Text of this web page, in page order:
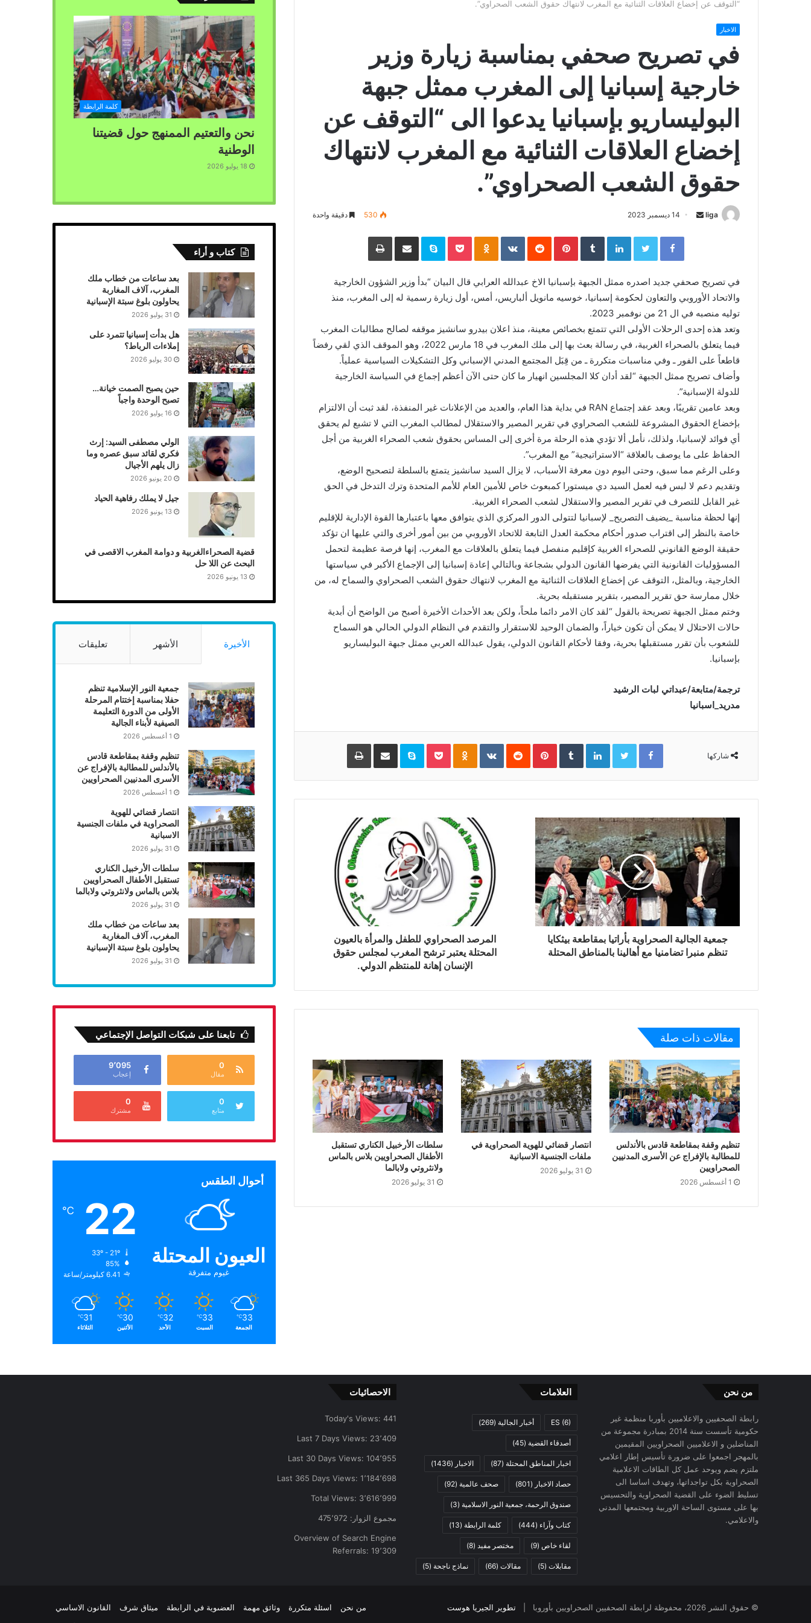
“التوقف عن إخضاع العلاقات الثنائية مع المغرب لانتهاك حقوق الشعب الصحراوي”.
الاخبار
في تصريح صحفي بمناسبة زيارة وزير
خارجية إسبانيا إلى المغرب ممثل جبهة
البوليساريو بإسبانيا يدعوا الى “التوقف عن
إخضاع العلاقات الثنائية مع المغرب لانتهاك
حقوق الشعب الصحراوي”.
liga
n
e
m
a
i
l
14 ديسمبر 2023 530 دقيقة واحدة
Facebook
Twitter
LinkedIn
‏Tumblr
Pinterest
‏Reddit
‏VKontakte
Pocket
Skype مشاركة عبر البريد
في تصريح صحفي جديد اصدره ممثل الجبهة بإسبانيا الاخ عبدالله العرابي قال البيان “بدأ وزير الشؤون الخارجية
والاتحاد الأوروبي والتعاون لحكومة إسبانيا، خوسيه مانويل ألباريس، أمس، أول زيارة رسمية له إلى المغرب، منذ
توليه منصبه في ال 21 من نوفمبر 2023.
وتعد هذه إحدى الرحلات الأولى التي تتمتع بخصائص معينة، منذ اعلان بيدرو سانشيز موقفه لصالح مطالبات المغرب
فيما يتعلق بالصحراء الغربية، في رسالة بعث بها إلى ملك المغرب في 18 مارس 2022، وهو الموقف الذي لقي رفضاً
قاطعاً على الفور ـ وفي مناسبات متكررة ـ من قِبَل المجتمع المدني الإسباني وكل التشكيلات السياسية عملياً.
وأضاف تصريح ممثل الجبهة “لقد أدان كلا المجلسين انهيار ما كان حتى الآن أعظم إجماع في السياسة الخارجية
للدولة الإسبانية”.
وبعد عامين تقريبًا، وبعد عقد إجتماع RAN في بداية هذا العام، والعديد من الإعلانات غير المنفذة، لقد ثبت أن الالتزام
بإخضاع الحقوق المشروعة للشعب الصحراوي في تقرير المصير والاستقلال لمطالب المغرب التي لا تشبع لم يحقق
أي فوائد لإسبانيا، ولذلك، نأمل ألا تؤدي هذه الرحلة مرة أخرى إلى المساس بحقوق شعب الصحراء الغربية من أجل
الحفاظ على ما يوصف بالعلاقة “الاستراتيجية” مع المغرب”.
وعلى الرغم مما سبق، وحتى اليوم دون معرفة الأسباب، لا يزال السيد سانشيز يتمتع بالسلطة لتصحيح الوضع،
وتقديم دعم لا لبس فيه لعمل السيد دي ميستورا كمبعوث خاص للأمين العام للأمم المتحدة وترك التدخل في الحق
غير القابل للتصرف في تقرير المصير والاستقلال لشعب الصحراء الغربية.
إنها لحظة مناسبة _يضيف التصريح_ لإسبانيا لتتولى الدور المركزي الذي يتوافق معها باعتبارها القوة الإدارية للإقليم
خاصة بالنظر إلى اقتراب صدور أحكام محكمة العدل التابعة للاتحاد الأوروبي من بين أمور أخرى والتي عليها ان تؤكد
حقيقة الوضع القانوني للصحراء الغربية كإقليم منفصل فيما يتعلق بالعلاقات مع المغرب، إنها فرصة عظيمة لتحمل
المسؤوليات القانونية التي يفرضها القانون الدولي بشجاعة وبالتالي إعادة إسبانيا إلى الإجماع الأكبر في سياستها
الخارجية، وبالمثل، التوقف عن إخضاع العلاقات الثنائية مع المغرب لانتهاك حقوق الشعب الصحراوي والسماح له، من
خلال ممارسة حق تقرير المصير، بتقرير مستقبله بحرية.
وختم ممثل الجبهة تصريحة بالقول “لقد كان الامر دائما ملحاً، ولكن بعد الأحداث الأخيرة أصبح من الواضح أن أبدية
حالات الاحتلال لا يمكن أن تكون خياراً، والضمان الوحيد للاستقرار والتقدم في النظام الدولي الحالي هو السماح
للشعوب بأن تقرر مستقبلها بحرية، وفقا لأحكام القانون الدولي، يقول عبدالله العربي ممثل جبهة البوليساريو
بإسبانيا.
ترجمة/متابعة/عبداتي لبات الرشيد
مدريد_اسبانيا
شاركها
Facebook
Twitter
LinkedIn
‏Tumblr
Pinterest
‏Reddit
‏VKontakte
Pocket
Skype مشاركة عبر البريد
جمعية الجالية الصحراوية بأراتيا بمقاطعة بيثكايا
تنظم منبرا تضامنيا مع أهالينا بالمناطق المحتلة
المرصد الصحراوي للطفل والمرأة بالعيون
المحتلة يعتبر ترشح المغرب لمجلس حقوق
الإنسان إهانة للمنتظم الدولي.
مقالات ذات صلة
تنظيم وقفة بمقاطعة قادس بالأندلس
للمطالبة بالإفراج عن الأسرى المدنيين
الصحراويين
1 أغسطس 2026
انتصار قضائي للهوية الصحراوية في
ملفات الجنسية الاسبانية
31 يوليو 2026
سلطات الأرخبيل الكناري تستقبل
الأطفال الصحراويين بلاس بالماس
ولانثروتي ولابالما
31 يوليو 2026
كلمة الرابطة
نحن والتعتيم الممنهج حول قضيتنا
الوطنية
18 يوليو 2026
كتاب و أراء
بعد ساعات من خطاب ملك
المغرب، آلاف المغاربة
يحاولون بلوغ سبتة الإسبانية
31 يوليو 2026
هل بدأت إسبانيا تتمرد على
إملاءات الرباط؟
30 يوليو 2026
حين يصبح الصمت خيانة…
تصبح الوحدة واجباً
16 يوليو 2026
الولي مصطفى السيد: إرث
فكري لقائد سبق عصره وما
زال يلهم الأجيال
20 يونيو 2026
جيل لا يملك رفاهية الحياد
13 يونيو 2026
قضية الصحراءالغربية و دوامة المغرب الاقصى في
البحث عن اللا حل
13 يونيو 2026
الأخيرة الأشهر تعليقات
جمعية النور الإسلامية تنظم
حفلا بمناسبة إختتام المرحلة
الأولى من الدورة التعليمة
الصيفية لأبناء الجالية
1 أغسطس 2026
تنظيم وقفة بمقاطعة قادس
بالأندلس للمطالبة بالإفراج عن
الأسرى المدنيين الصحراويين
1 أغسطس 2026
انتصار قضائي للهوية
الصحراوية في ملفات الجنسية
الاسبانية
31 يوليو 2026
سلطات الأرخبيل الكناري
تستقبل الأطفال الصحراويين
بلاس بالماس ولانثروتي ولابالما
31 يوليو 2026
بعد ساعات من خطاب ملك
المغرب، آلاف المغاربة
يحاولون بلوغ سبتة الإسبانية
31 يوليو 2026
تابعنا على شبكات التواصل الإجتماعي
0
مقال
9٬095
إعجاب
0
متابع
0
مشترك
أحوال الطقس
العيون المحتلة
غيوم متفرقة
22
℃
85%
6.41 كيلومتر/ساعة
33
℃
الجمعة
33
℃
السبت
32
℃
الأحد
30
℃
الأثنين
31
℃
الثلاثاء
من نحن
رابطة الصحفيين والاعلاميين بأوربا منظمة غير
حكومية تأسست سنة 2014 بمبادرة مجموعة من
المناضلين و الاعلاميين الصحراويين المقيمين
بالمهجر اجمعوا على ضرورة تأسيس إطار اعلامي
ملتزم يضم ويوحد عمل كل الطاقات الاعلامية
الصحراوية بكل تواجداتها، وتهدف اساسا الى
تسليط الضوء على القضية الصحراوية والتحسيس
بها على مستوى الساحة الاوربية ومجتمعها المدني
والاعلامي.
العلامات
ES (6) أخبار الجالية (269)
أصدقاء القضية (45)
اخبار المناطق المحتلة (87) الاخبار (1436)
حصاد الاخبار (801) صحف عالمية (92)
صندوق الرحمة، جمعية النور الاسلامية (3)
كتاب وآراء (444) كلمة الرابطة (13)
لقاء خاص (9) مختصر مفيد (8)
مقابلات (5) مقالات (66) نماذج ناجحة (5)
الاحصائيات
Today's Views: 441
Last 7 Days Views: 23٬409
Last 30 Days Views: 104٬955
Last 365 Days Views: 1٬184٬698
Total Views: 3٬616٬999
مجموع الزوار: 475٬972
Overview of Search Engine
Referrals: 19٬309
© حقوق النشر 2026، محفوظة لرابطة الصحفيين الصحراويين بأوروبا | تطوير الجيريا هوست من نحن اسئلة متكررة وثائق مهمة العضىوية في الرابطة ميثاق شرف
القانون الاساسي